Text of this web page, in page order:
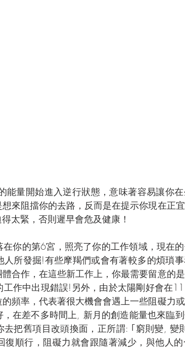
能量開始進入逆行狀態，意味著容易讓你
來阻擋你的去路，反而是在提示你現在正
太緊，否則遲早會危及健康！
你的第6宮，照亮了你的工作領域，現在
所發掘!有些摩羯們或會有著較多的煩瑣
合作，在這些新工作上，你最需要留意的
作中出現錯誤!另外，由於太陽剛好會在
頻率，代表著很大機會會遇上一些阻礙力
在差不多時間上, 新月的創造能量也來臨
把舊項目改頭換面，正所謂: ｢窮則變, 變
復順行，阻礙力就會跟隨著減少，與他人